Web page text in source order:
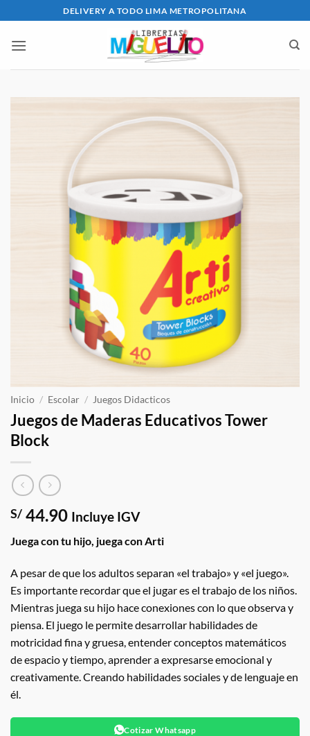
al
contenido
DELIVERY A TODO LIMA METROPOLITANA
Inicio / Escolar / Juegos Didacticos
Juegos de Maderas Educativos Tower
Block
S/ 44.90 Incluye IGV
Juega con tu hijo, juega con Arti
A pesar de que los adultos separan «el trabajo» y «el juego».
Es importante recordar que el jugar es el trabajo de los niños.
Mientras juega su hijo hace conexiones con lo que observa y
piensa. El juego le permite desarrollar habilidades de
motricidad fina y gruesa, entender conceptos matemáticos
de espacio y tiempo, aprender a expresarse emocional y
creativamente. Creando habilidades sociales y de lenguaje en
él.
Cotizar Whatsapp